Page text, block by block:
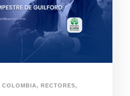
COLOMBIA, RECTORES,